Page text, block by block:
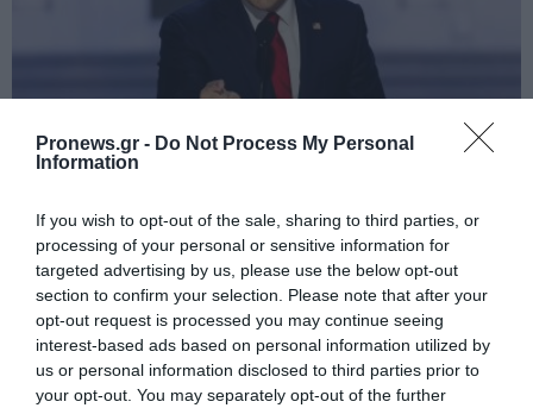
Pronews.gr - Do Not Process My Personal
Information
If you wish to opt-out of the sale, sharing to third parties, or
processing of your personal or sensitive information for
targeted advertising by us, please use the below opt-out
section to confirm your selection. Please note that after your
opt-out request is processed you may continue seeing
interest-based ads based on personal information utilized by
us or personal information disclosed to third parties prior to
your opt-out. You may separately opt-out of the further
Ο Μ.Ρούμπιο έθεσε σε εφαρμογή νέα
οδηγία: «Όποιος ζητά βίζα στις ΗΠΑ θα
δείχνει τα social media – Τίποτα κρυφό»